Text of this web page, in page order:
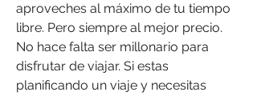
aproveches al máximo de tu tiempo
libre. Pero siempre al mejor precio.
No hace falta ser millonario para
disfrutar de viajar. Si estas
planificando un viaje y necesitas